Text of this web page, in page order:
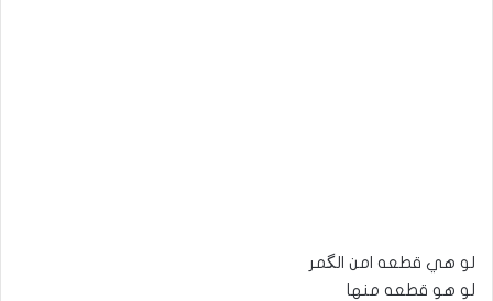
لو هي قطعه امن الگمر
لو هو قطعه منها